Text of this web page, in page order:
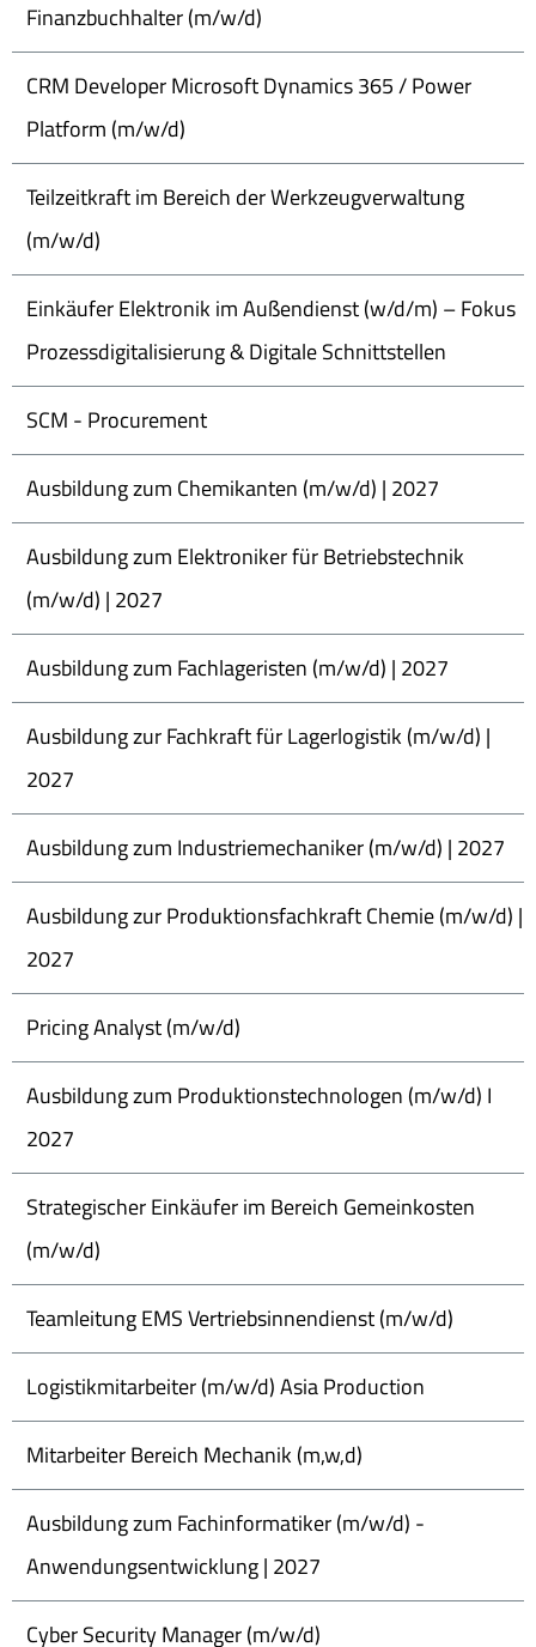
Finanzbuchhalter (m/w/d)
CRM Developer Microsoft Dynamics 365 / Power
Platform (m/w/d)
Teilzeitkraft im Bereich der Werkzeugverwaltung
(m/w/d)
Einkäufer Elektronik im Außendienst (w/d/m) – Fokus
Prozessdigitalisierung & Digitale Schnittstellen
SCM - Procurement
Ausbildung zum Chemikanten (m/w/d) | 2027
Ausbildung zum Elektroniker für Betriebstechnik
(m/w/d) | 2027
Ausbildung zum Fachlageristen (m/w/d) | 2027
Ausbildung zur Fachkraft für Lagerlogistik (m/w/d) |
2027
Ausbildung zum Industriemechaniker (m/w/d) | 2027
Ausbildung zur Produktionsfachkraft Chemie (m/w/d) |
2027
Pricing Analyst (m/w/d)
Ausbildung zum Produktionstechnologen (m/w/d) I
2027
Strategischer Einkäufer im Bereich Gemeinkosten
(m/w/d)
Teamleitung EMS Vertriebsinnendienst (m/w/d)
Logistikmitarbeiter (m/w/d) Asia Production
Mitarbeiter Bereich Mechanik (m,w,d)
Ausbildung zum Fachinformatiker (m/w/d) -
Anwendungsentwicklung | 2027
Cyber Security Manager (m/w/d)